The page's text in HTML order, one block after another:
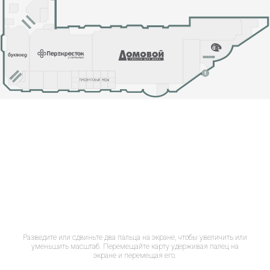
Разведите или сдвиньте два пальца на экране, чтобы увеличить или
уменьшить масштаб. Перемещайте карту удерживая палец на
экране и перемещая его.